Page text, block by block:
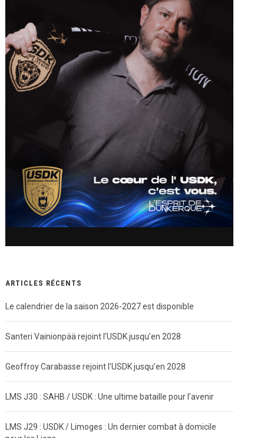
ARTICLES RÉCENTS
Le calendrier de la saison 2026-2027 est disponible
Santeri Vainionpää rejoint l’USDK jusqu’en 2028
Geoffroy Carabasse rejoint l’USDK jusqu’en 2028
LMS J30 : SAHB / USDK : Une ultime bataille pour l’avenir
LMS J29 : USDK / Limoges : Un dernier combat à domicile